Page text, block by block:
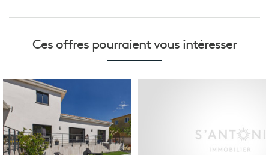
Ces offres pourraientvous intéresser